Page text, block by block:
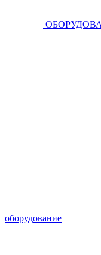
оборудование